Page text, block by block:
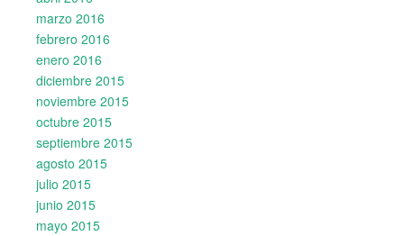
marzo 2016
febrero 2016
enero 2016
diciembre 2015
noviembre 2015
octubre 2015
septiembre 2015
agosto 2015
julio 2015
junio 2015
mayo 2015